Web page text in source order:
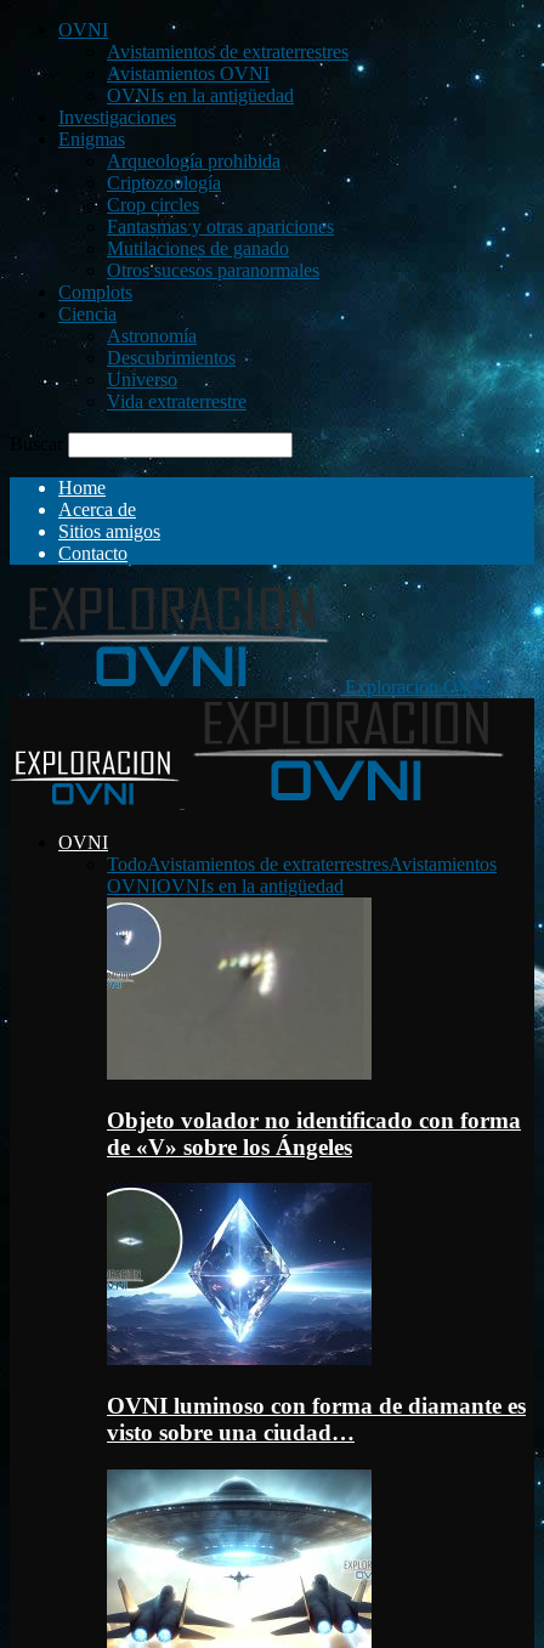
OVNI
Avistamientos de extraterrestres
Avistamientos OVNI
OVNIs en la antigüedad
Investigaciones
Enigmas
Arqueología prohibida
Criptozoología
Crop circles
Fantasmas y otras apariciones
Mutilaciones de ganado
Otros sucesos paranormales
Complots
Ciencia
Astronomía
Descubrimientos
Universo
Vida extraterrestre
Buscar
Home
Acerca de
Sitios amigos
Contacto
Exploración OVNI
OVNI
TodoAvistamientos de extraterrestresAvistamientos
OVNIOVNIs en la antigüedad
Objeto volador no identificado con forma
de «V» sobre los Ángeles
OVNI luminoso con forma de diamante es
visto sobre una ciudad…